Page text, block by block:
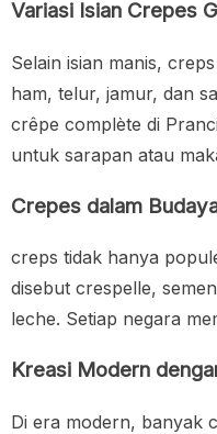
Variasi Isian Crepes
Selain isian manis,
ham, telur, jamur, dan
crêpe complète di
untuk sarapan atau
Crepes dalam
creps tidak hanya
disebut crespelle,
leche. Setiap negara
Kreasi Modern
Di era modern, banyak